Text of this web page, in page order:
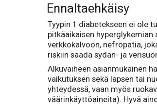
Ennaltaehkäisy
Tyypin 1 diabetekseen ei ole
pitkäaikaisen
verkkokalvoon, nefropatia,
riskiin saada sydän- ja
Alkuvaiheen asianmukainen
vaikutuksen sekä lapsen tai
yhteydessä, vaan myös
väärinkäyttöaineita). Hyvä